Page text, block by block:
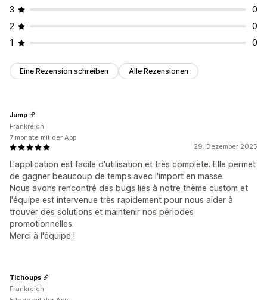
3
0
2
0
1
0
Eine Rezension schreiben Alle Rezensionen
29. Dezember 2025
L'application est facile d'utilisation et très complète. Elle permet
de gagner beaucoup de temps avec l'import en masse.
Nous avons rencontré des bugs liés à notre thème custom et
l'équipe est intervenue très rapidement pour nous aider à
trouver des solutions et maintenir nos périodes
promotionnelles.
Merci à l'équipe !
Jump
Frankreich
7 monate mit der App
Tichoups
Frankreich